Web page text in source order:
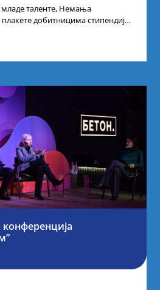
таленте, Немања
добитницима стипендије